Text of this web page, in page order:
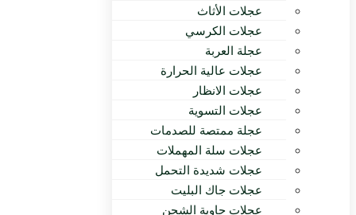
عجلات الأثاث
عجلات الكرسي
عجلة العربة
عجلات عالية الحرارة
عجلات الانظار
عجلات التسوية
عجلة ممتصة للصدمات
عجلات سلة المهملات
عجلات شديدة التحمل
عجلات جاك البليت
عجلات حاوية الشحن